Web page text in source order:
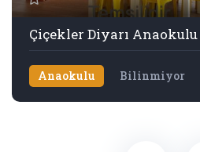
Çiçekler Diyarı Anaokulu
Anaokulu Bilinmiyor